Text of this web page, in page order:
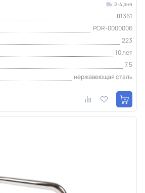
2-4 дня
81361
POR-0000006
223
10 лет
7,5
нержавеющая сталь